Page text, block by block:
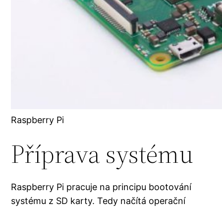
Raspberry Pi
Příprava systému
Raspberry Pi pracuje na principu bootování
systému z SD karty. Tedy načítá operační